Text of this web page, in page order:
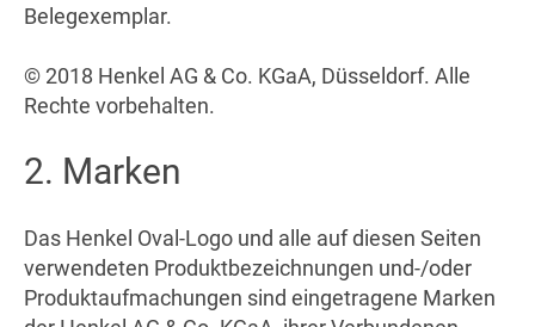
Belegexemplar.
© 2018 Henkel AG & Co. KGaA, Düsseldorf. Alle
Rechte vorbehalten.
2. Marken
Das Henkel Oval-Logo und alle auf diesen Seiten
verwendeten Produktbezeichnungen und-/oder
Produktaufmachungen sind eingetragene Marken